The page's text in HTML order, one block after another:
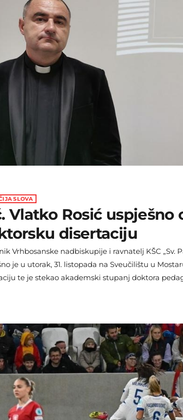
SLOVA
Vlatko Rosić uspješno
disertaciju
Vrhbosanske nadbiskupije i ravnatelj KŠC „Sv.
je u utorak, 31. listopada na Sveučilištu u
te je stekao akademski stupanj doktora
144 odnose na osnovni tekst doktorskog […]